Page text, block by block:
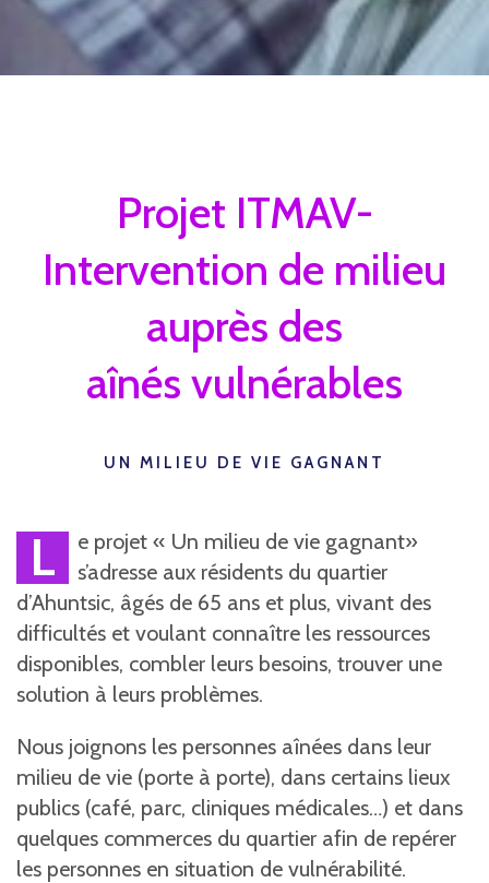
Projet ITMAV-
Intervention de milieu
auprès des
aînés vulnérables
UN MILIEU DE VIE GAGNANT
L
e projet « Un milieu de vie gagnant»
s’adresse aux résidents du quartier
d’Ahuntsic, âgés de 65 ans et plus, vivant des
difficultés et voulant connaître les ressources
disponibles, combler leurs besoins, trouver une
solution à leurs problèmes.
Nous joignons les personnes aînées dans leur
milieu de vie (porte à porte), dans certains lieux
publics (café, parc, cliniques médicales…) et dans
quelques commerces du quartier afin de repérer
les personnes en situation de vulnérabilité.